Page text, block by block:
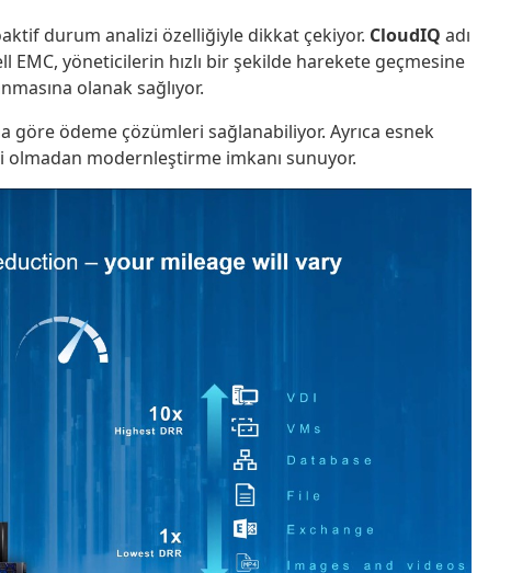
durum analizi özelliğiyle dikkat çekiyor. CloudIQ adı
EMC, yöneticilerin hızlı bir şekilde harekete geçmesine
olanak sağlıyor.
göre ödeme çözümleri sağlanabiliyor. Ayrıca esnek
olmadan modernleştirme imkanı sunuyor.